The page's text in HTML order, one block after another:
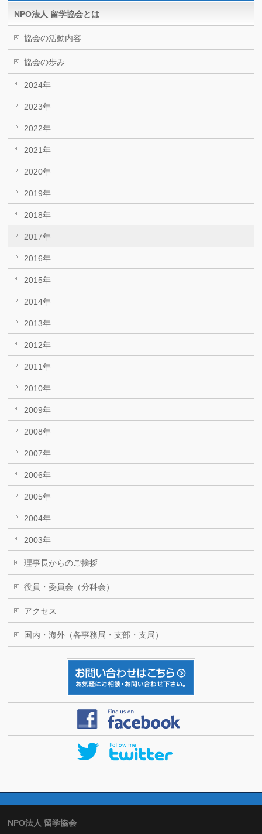
NPO法人 留学協会とは
協会の活動内容
協会の歩み
2024年
2023年
2022年
2021年
2020年
2019年
2018年
2017年
2016年
2015年
2014年
2013年
2012年
2011年
2010年
2009年
2008年
2007年
2006年
2005年
2004年
2003年
理事長からのご挨拶
役員・委員会（分科会）
アクセス
国内・海外（各事務局・支部・支局）
NPO法人 留学協会